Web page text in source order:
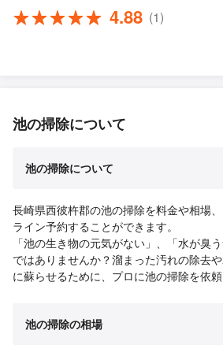
4.88 (1)
池の掃除について
池の掃除について
長崎県西彼杵郡の池の掃除を料金や相場
ライン予約することができます。
「池の生き物の元気がない」、「水が臭
ではありませんか？溜まった汚れの除去
に蘇らせるために、プロに池の掃除を依頼
池の掃除の相場